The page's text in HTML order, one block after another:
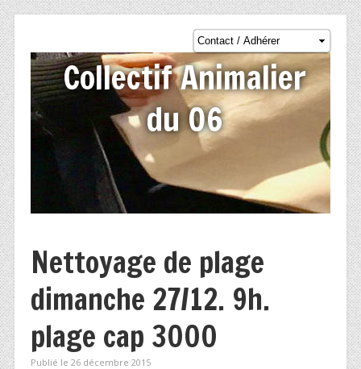
Collectif Animalier
du 06
Nettoyage de plage
dimanche 27/12. 9h.
plage cap 3000
Publié le 26 décembre 2015